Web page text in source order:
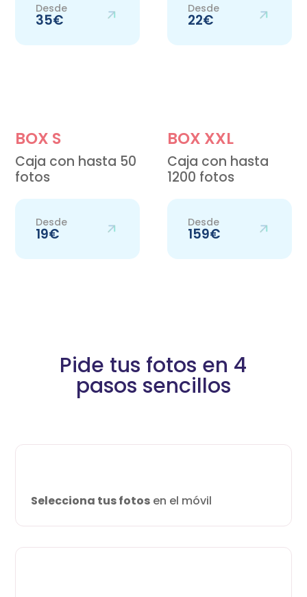
Desde
35€
Desde
22€
BOX S
Caja con hasta 50
fotos
Desde
19€
BOX XXL
Caja con hasta
1200 fotos
Desde
159€
Pide tus fotos en 4
pasos sencillos
Selecciona tus fotos en el móvil